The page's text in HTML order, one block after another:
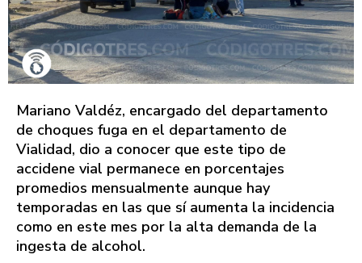
Mariano Valdéz, encargado del departamento
de choques fuga en el departamento de
Vialidad, dio a conocer que este tipo de
accidene vial permanece en porcentajes
promedios mensualmente aunque hay
temporadas en las que sí aumenta la incidencia
como en este mes por la alta demanda de la
ingesta de alcohol.